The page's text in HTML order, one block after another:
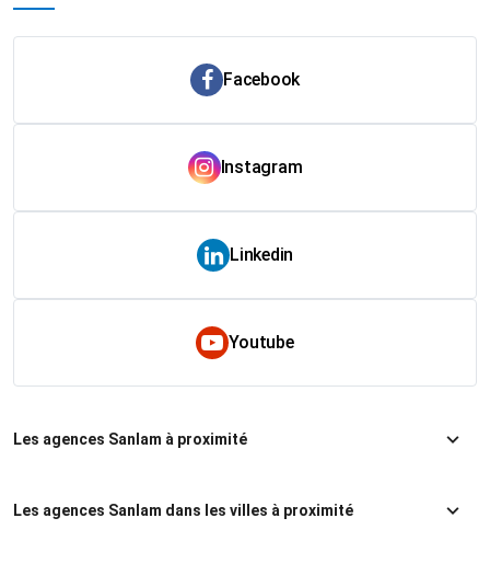
Facebook
Instagram
Linkedin
Youtube
Les agences Sanlam à proximité
Les agences Sanlam dans les villes à proximité